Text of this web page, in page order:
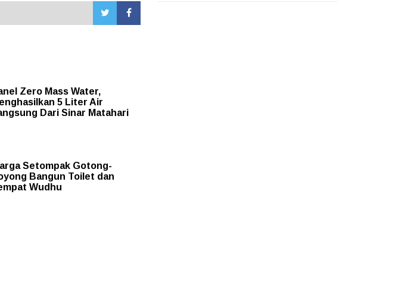
Zero Mass Water,
5 Liter Air
Dari Sinar Matahari
Setompak Gotong-
Bangun Toilet dan
Wudhu